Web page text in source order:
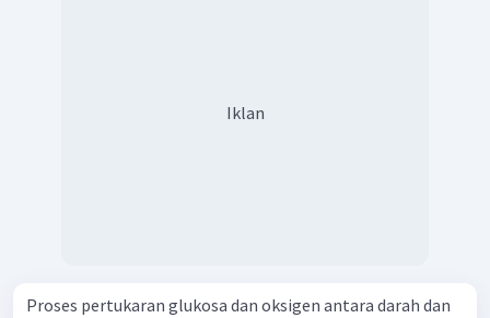
Iklan
Proses pertukaran glukosa dan oksigen antara darah dan